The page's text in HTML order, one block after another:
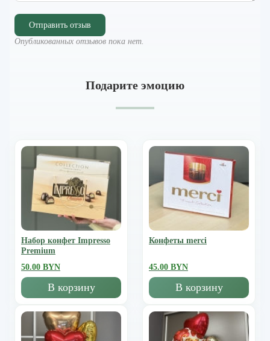
Отправить отзыв
Опубликованных отзывов пока нет.
Подарите эмоцию
Набор конфет Impresso
Premium
50.00 BYN
В корзину
Конфеты merci
45.00 BYN
В корзину